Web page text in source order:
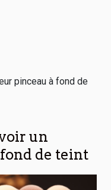
pinceau à fond de
un
de teint